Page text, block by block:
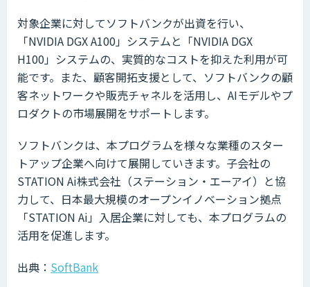
対象企業に対してソフトバンクが出資を行い、
「NVIDIA DGX A100」システムと「NVIDIA DGX
H100」システムの、実質的なコストを抑えた利用が可
能です。また、顧客開拓支援として、ソフトバンクの顧
客ネットワークや販売チャネルを活用し、AIモデルやプ
ロダクトの市場展開をサポートします。
ソフトバンクは、本プログラムを様々な業種のスター
トアップ企業へ向けて展開していきます。子会社の
STATION Ai株式会社（ステーション・エーアイ）と協
力して、日本最大規模のオープンイノベーション拠点
「STATION Ai」入居企業に対しても、本プログラムの
活用を促進します。
出典： SoftBank